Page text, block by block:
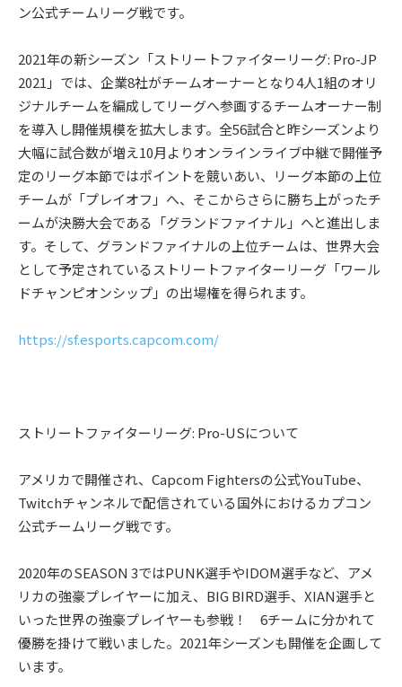
ン公式チームリーグ戦です。
2021年の新シーズン「ストリートファイターリーグ: Pro-JP
2021」では、企業8社がチームオーナーとなり4人1組のオリ
ジナルチームを編成してリーグへ参画するチームオーナー制
を導入し開催規模を拡大します。全56試合と昨シーズンより
大幅に試合数が増え10月よりオンラインライブ中継で開催予
定のリーグ本節ではポイントを競いあい、リーグ本節の上位
チームが「プレイオフ」へ、そこからさらに勝ち上がったチ
ームが決勝大会である「グランドファイナル」へと進出しま
す。そして、グランドファイナルの上位チームは、世界大会
として予定されているストリートファイターリーグ「ワール
ドチャンピオンシップ」の出場権を得られます。
https://sf.esports.capcom.com/
ストリートファイターリーグ: Pro-USについて
アメリカで開催され、Capcom Fightersの公式YouTube、
Twitchチャンネルで配信されている国外におけるカプコン
公式チームリーグ戦です。
2020年のSEASON 3ではPUNK選手やIDOM選手など、アメ
リカの強豪プレイヤーに加え、BIG BIRD選手、XIAN選手と
いった世界の強豪プレイヤーも参戦！ 6チームに分かれて
優勝を掛けて戦いました。2021年シーズンも開催を企画して
います。